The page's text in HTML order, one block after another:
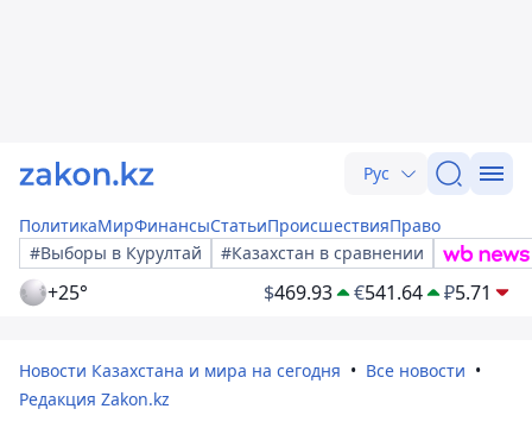
Рус
ПолитикаМирФинансыСтатьиПроисшествияПраво
#Выборы в Курултай
#Казахстан в сравнении
+25° $469.93 €541.64 ₽5.71
Новости Казахстана и мира на сегодня
Все новости
Редакция Zakon.kz